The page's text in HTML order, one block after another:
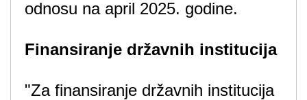
odnosu na april 2025. godine.
Finansiranje državnih institucija
"Za finansiranje državnih institucija